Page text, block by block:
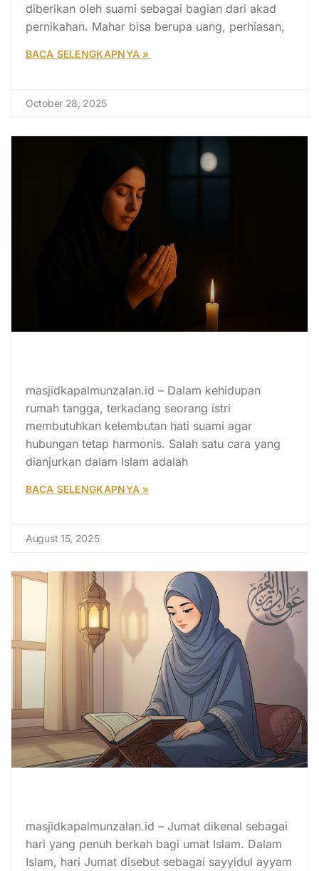
diberikan oleh suami sebagai bagian dari akad
pernikahan. Mahar bisa berupa uang, perhiasan,
BACA SELENGKAPNYA »
October 28, 2025
masjidkapalmunzalan.id – Dalam kehidupan
rumah tangga, terkadang seorang istri
membutuhkan kelembutan hati suami agar
hubungan tetap harmonis. Salah satu cara yang
dianjurkan dalam Islam adalah
BACA SELENGKAPNYA »
August 15, 2025
masjidkapalmunzalan.id – Jumat dikenal sebagai
hari yang penuh berkah bagi umat Islam. Dalam
Islam, hari Jumat disebut sebagai sayyidul ayyam